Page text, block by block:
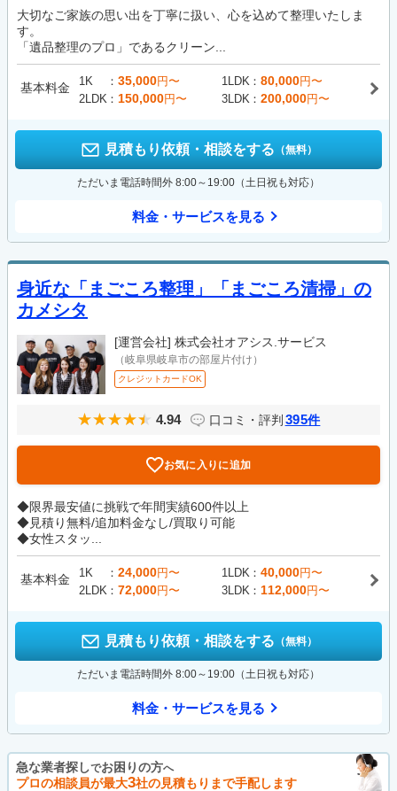
大切なご家族の思い出を丁寧に扱い、心を込めて整理いたしま
す。
「遺品整理のプロ」であるクリーン...
基本料金 1K 35,000円〜 1LDK 80,000円〜
2LDK
150,000円〜 3LDK 200,000円〜
見積もり依頼・相談をする （無料）
ただいま電話時間外 8:00～19:00（土日祝も対応）
料金・サービスを見る
身近な「まごころ整理」「まごころ清掃」の
カメシタ
[運営会社] 株式会社オアシス.サービス
（岐阜県岐阜市の部屋片付け）
クレジットカードOK
4.94 口コミ・評判 395件
お気に入りに追加
◆限界最安値に挑戦で年間実績600件以上
◆見積り無料/追加料金なし/買取り可能
◆女性スタッ...
基本料金 1K 24,000円〜 1LDK 40,000円〜
2LDK
72,000円〜 3LDK 112,000円〜
見積もり依頼・相談をする （無料）
ただいま電話時間外 8:00～19:00（土日祝も対応）
料金・サービスを見る
急な業者探しでお困りの方へ
プロの相談員が最大3社の見積もりまで手配します